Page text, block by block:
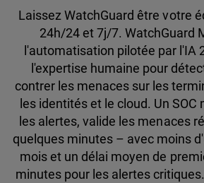
Laissez WatchGuard être votre
24h/24 et 7j/7. WatchGuard
l'automatisation pilotée par l'IA
l'expertise humaine pour
contrer les menaces sur les
les identités et le cloud. Un
les alertes, valide les menaces
quelques minutes – avec moins
mois et un délai moyen de
minutes pour les alertes